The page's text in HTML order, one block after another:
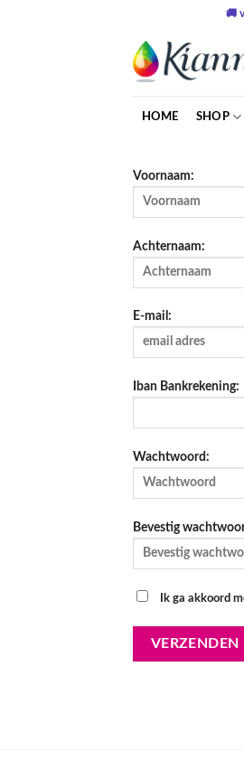
🚚
HOME SHOP
Voornaam:
Achternaam:
E-mail:
Iban Bankrekening:
Wachtwoord:
Bevestig
Ik ga akkoord